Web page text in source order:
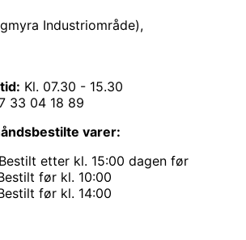
Industriområde),
Kl. 07.30 - 15.30
33 04 18 89
varer:
etter kl. 15:00 dagen før
før kl. 10:00
før kl. 14:00